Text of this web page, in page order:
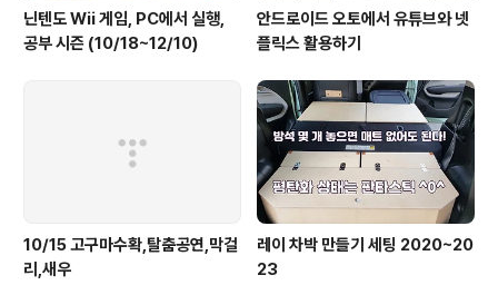
닌텐도 Wii 게임, PC에서 실행,
공부 시즌 (10/18~12/10)
안드로이드 오토에서 유튜브와 넷
플릭스 활용하기
10/15 고구마수확,탈춤공연,막걸
리,새우
레이 차박 만들기 세팅 2020~20
23